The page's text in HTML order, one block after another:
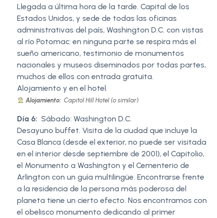
Llegada a última hora de la tarde. Capital de los
Estados Unidos, y sede de todas las oficinas
administrativas del país, Washington D.C. con vistas
al río Potomac: en ninguna parte se respira más el
sueño americano, testimonio de monumentos
nacionales y museos diseminados por todas partes,
muchos de ellos con entrada gratuita.
Alojamiento y en el hotel.
Alojamiento: Capitol Hill Hotel (o similar)
Día 6: Sábado: Washington D.C.
Desayuno buffet. Visita de la ciudad que incluye la
Casa Blanca (desde el exterior, no puede ser visitada
en el interior desde septiembre de 2001), el Capitolio,
el Monumento a Washington y el Cementerio de
Arlington con un guía multilingüe. Encontrarse frente
a la residencia de la persona más poderosa del
planeta tiene un cierto efecto. Nos encontramos con
el obelisco monumento dedicando al primer